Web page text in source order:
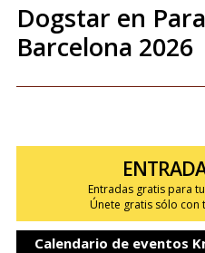
Dogstar en
Barcelona 2026
Entradas gratis para
Únete gratis sólo con
Calendario de eventos